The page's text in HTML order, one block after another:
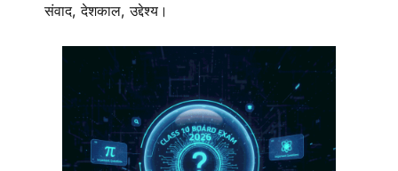
संवाद, देशकाल, उद्देश्य।